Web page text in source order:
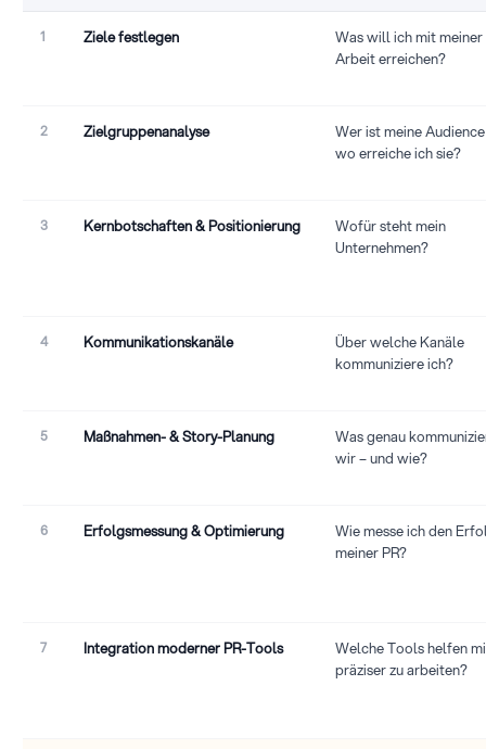
1 Ziele festlegen
Was will ich mit meiner
Arbeit erreichen?
2 Zielgruppenanalyse
Wer ist meine
wo erreiche ich sie?
3 Kernbotschaften & Positionierung
Wofür steht mein
Unternehmen?
4 Kommunikationskanäle
Über welche Kanäle
kommuniziere ich?
5 Maßnahmen- & Story-Planung
Was genau
wir – und wie?
6 Erfolgsmessung & Optimierung
Wie messe ich den
meiner PR?
7 Integration moderner PR-Tools
Welche Tools helfen
präziser zu arbeiten?